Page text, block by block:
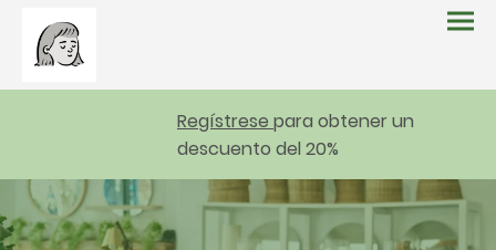
Regístrese para obtener un
descuento del 20%